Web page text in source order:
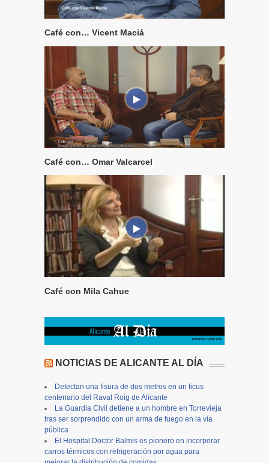
Café con… Vicent Maciá
Café con… Omar Valcarcel
Café con Mila Cahue
NOTICIAS DE ALICANTE AL DÍA
Detectan una fisura de dos metros en un ficus
centenario del Raval Roig de Alicante
La Guardia Civil detiene a un hombre en Torrevieja
tras ser sorprendido con un arma de fuego en la vía
pública
El Hospital Doctor Balmis es pionero en incorporar
carros térmicos con refrigeración por agua para